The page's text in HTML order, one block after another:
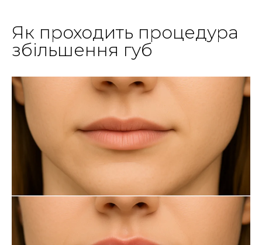
Як проходить процедура
збільшення губ